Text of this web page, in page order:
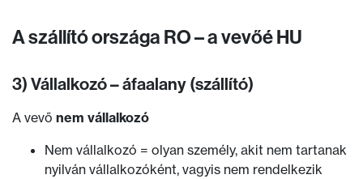
A szállító országa RO – a vevőé HU
3) Vállalkozó – áfaalany (szállító)
A vevő nem vállalkozó
Nem vállalkozó = olyan személy, akit nem tartanak
nyilván vállalkozóként, vagyis nem rendelkezik